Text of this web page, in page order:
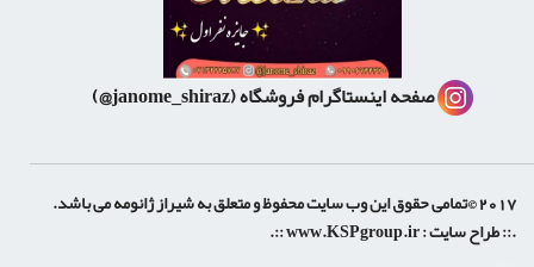
صفحه اینستاگرام فروشگاه(janome_shiraz@)
2017 ©تمامی حقوق این وب سایت محفوظ و متعلق به شیراز ژانومه می باشد.
.:: طراح سایت :www.KSPgroup.ir
::.